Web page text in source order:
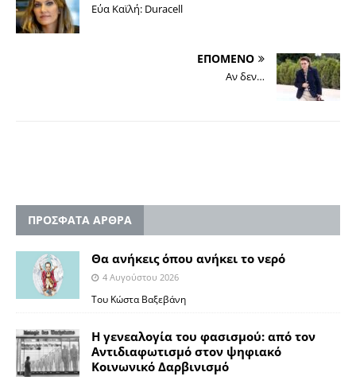
Εύα Καϊλή: Duracell
ΕΠΟΜΕΝΟ
Αν δεν…
ΠΡΟΣΦΑΤΑ ΑΡΘΡΑ
Θα ανήκεις όπου ανήκει το νερό
4 Αυγούστου 2026
Του Κώστα Βαξεβάνη
Η γενεαλογία του φασισμού: από τον
Αντιδιαφωτισμό στον ψηφιακό
Κοινωνικό Δαρβινισμό